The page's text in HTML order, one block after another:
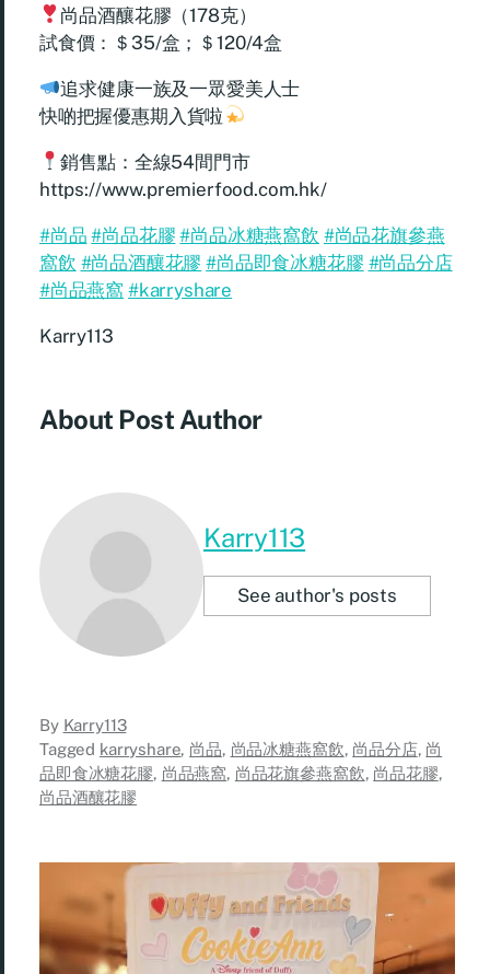
尚品酒釀花膠（178克）
試食價：＄35/盒；＄120/4盒
追求健康一族及一眾愛美人士
快啲把握優惠期入貨啦
銷售點：全線54間門市
https://www.premierfood.com.hk/
#尚品 #尚品花膠 #尚品冰糖燕窩飲 #尚品花旗參燕
窩飲 #尚品酒釀花膠 #尚品即食冰糖花膠 #尚品分店
#尚品燕窩 #karryshare
Karry113
About Post Author
Karry113
See author's posts
By Karry113
Tagged karryshare, 尚品, 尚品冰糖燕窩飲, 尚品分店, 尚
品即食冰糖花膠, 尚品燕窩, 尚品花旗參燕窩飲, 尚品花膠,
尚品酒釀花膠